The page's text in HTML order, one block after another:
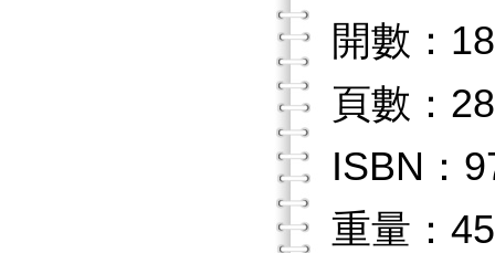
開數：18
頁數：
ISBN：
重量：